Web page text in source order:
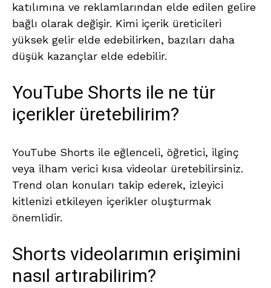
katılımına ve reklamlarından elde edilen gelire
bağlı olarak değişir. Kimi içerik üreticileri
yüksek gelir elde edebilirken, bazıları daha
düşük kazançlar elde edebilir.
YouTube Shorts ile ne tür
içerikler üretebilirim?
YouTube Shorts ile eğlenceli, öğretici, ilginç
veya ilham verici kısa videolar üretebilirsiniz.
Trend olan konuları takip ederek, izleyici
kitlenizi etkileyen içerikler oluşturmak
önemlidir.
Shorts videolarımın erişimini
nasıl artırabilirim?